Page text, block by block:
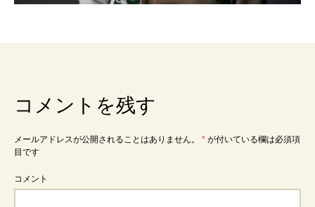
コメントを残す
メールアドレスが公開されることはありません。 * が付いている欄は必須項
目です
コメント